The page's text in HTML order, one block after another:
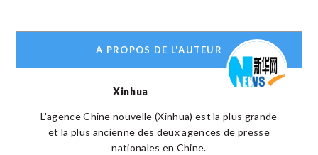
A PROPOS DE L'AUTEUR
Xinhua
L'agence Chine nouvelle (Xinhua) est la plus grande
et la plus ancienne des deux agences de presse
nationales en Chine.